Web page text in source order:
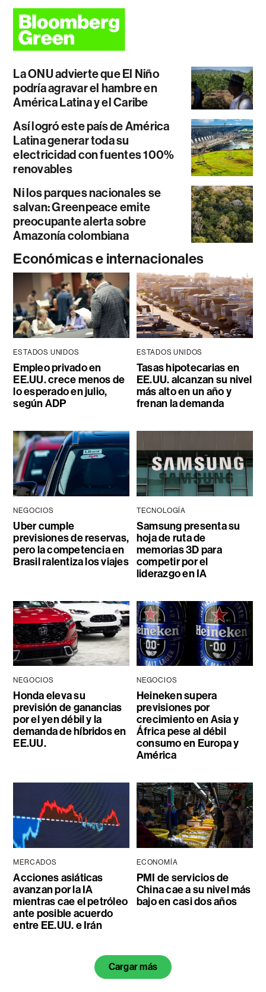
La ONU advierte que El Niño
podría agravar el hambre en
América Latina y el Caribe
Así logró este país de América
Latina generar toda su
electricidad con fuentes 100%
renovables
Ni los parques nacionales se
salvan: Greenpeace emite
preocupante alerta sobre
Amazonía colombiana
Económicas e internacionales
ESTADOS UNIDOS
Empleo privado en
EE.UU. crece menos de
lo esperado en julio,
según ADP
ESTADOS UNIDOS
Tasas hipotecarias en
EE.UU. alcanzan su nivel
más alto en un año y
frenan la demanda
NEGOCIOS
Uber cumple
previsiones de reservas,
pero la competencia en
Brasil ralentiza los viajes
TECNOLOGÍA
Samsung presenta su
hoja de ruta de
memorias 3D para
competir por el
liderazgo en IA
NEGOCIOS
Honda eleva su
previsión de ganancias
por el yen débil y la
demanda de híbridos en
EE.UU.
NEGOCIOS
Heineken supera
previsiones por
crecimiento en Asia y
África pese al débil
consumo en Europa y
América
MERCADOS
Acciones asiáticas
avanzan por la IA
mientras cae el petróleo
ante posible acuerdo
entre EE.UU. e Irán
ECONOMÍA
PMI de servicios de
China cae a su nivel más
bajo en casi dos años
Cargar más